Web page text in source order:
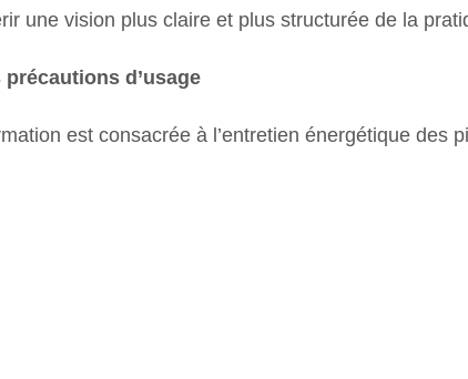
une vision plus claire et plus structurée de la
d’usage
est consacrée à l’entretien énergétique des